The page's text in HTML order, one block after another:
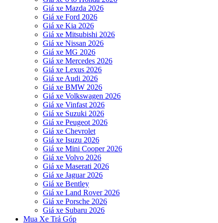
Giá xe Mazda 2026
Giá xe Ford 2026
Giá xe Kia 2026
Giá xe Mitsubishi 2026
Giá xe Nissan 2026
Giá xe MG 2026
Giá xe Mercedes 2026
Giá xe Lexus 2026
Giá xe Audi 2026
Giá xe BMW 2026
Giá xe Volkswagen 2026
Giá xe Vinfast 2026
Giá xe Suzuki 2026
Giá xe Peugeot 2026
Giá xe Chevrolet
Giá xe Isuzu 2026
Giá xe Mini Cooper 2026
Giá xe Volvo 2026
Giá xe Maserati 2026
Giá xe Jaguar 2026
Giá xe Bentley
Giá xe Land Rover 2026
Giá xe Porsche 2026
Giá xe Subaru 2026
Mua Xe Trả Góp